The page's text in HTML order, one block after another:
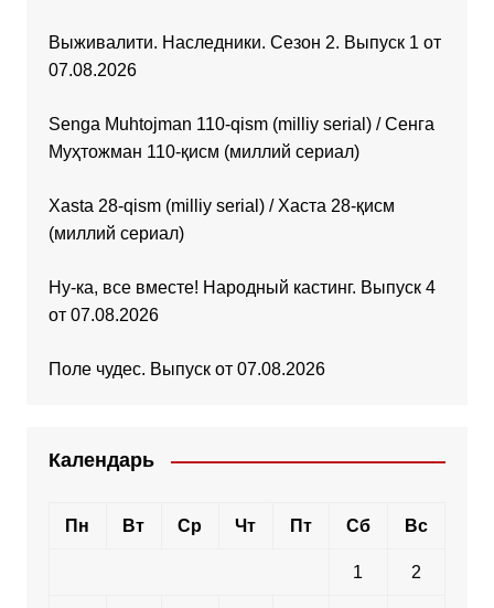
Выживалити. Наследники. Сезон 2. Выпуск 1 от
07.08.2026
Senga Muhtojman 110-qism (milliy serial) / Сенга
Муҳтожман 110-қисм (миллий сериал)
Xasta 28-qism (milliy serial) / Хаста 28-қисм
(миллий сериал)
Ну-ка, все вместе! Народный кастинг. Выпуск 4
от 07.08.2026
Поле чудес. Выпуск от 07.08.2026
Календарь
Пн Вт Ср Чт Пт Сб Вс
1 2